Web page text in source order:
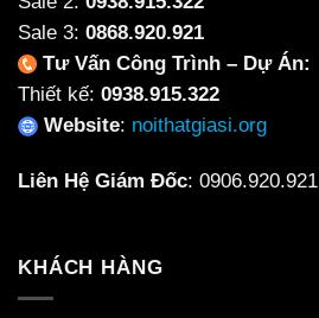
Sale 3: 0868.920.921
Tư Vấn Công Trình – Dự Án:
Thiết kế: 0938.915.322
Website: noithatgiasi.org
Liên Hệ Giám Đốc: 0906.920.921
KHÁCH HÀNG